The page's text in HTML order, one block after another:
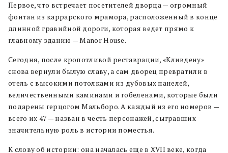
Первое, что встречает посетителей дворца — огромный
фонтан из каррарского мрамора, расположенный в конце
длинной гравийной дороги, которая ведет прямо к
главному зданию — Manor House.
Сегодня, после кропотливой реставрации, «Кливдену»
снова вернули былую славу, а сам дворец превратили в
отель с высокими потолками из дубовых панелей,
величественными каминами и гобеленами, которые были
подарены герцогом Мальборо. А каждый из его номеров —
всего их 47 — назван в честь персонажей, сыгравших
значительную роль в истории поместья.
К слову об истории: она началась еще в XVII веке, когда